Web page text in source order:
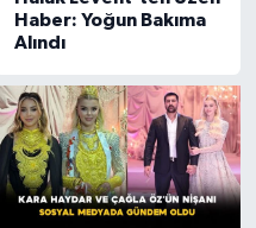
Haber: Yoğun Bakıma
Alındı